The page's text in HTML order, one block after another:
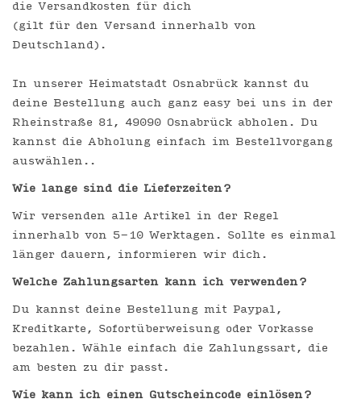
die Versandkosten für dich
(gilt für den Versand innerhalb von
Deutschland).
In unserer Heimatstadt Osnabrück kannst du
deine Bestellung auch ganz easy bei uns in der
Rheinstraße 81, 49090 Osnabrück abholen. Du
kannst die Abholung einfach im Bestellvorgang
auswählen..
Wie lange sind die Lieferzeiten?
Wir versenden alle Artikel in der Regel
innerhalb von 5-10 Werktagen. Sollte es einmal
länger dauern, informieren wir dich.
Welche Zahlungsarten kann ich verwenden?
Du kannst deine Bestellung mit Paypal,
Kreditkarte, Sofortüberweisung oder Vorkasse
bezahlen. Wähle einfach die Zahlungssart, die
am besten zu dir passt.
Wie kann ich einen Gutscheincode einlösen?